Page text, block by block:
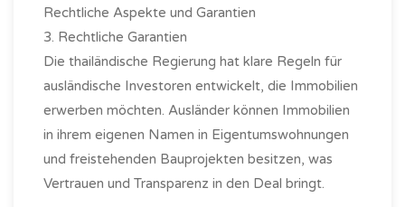
Rechtliche Aspekte und Garantien
3. Rechtliche Garantien
Die thailändische Regierung hat klare Regeln für
ausländische Investoren entwickelt, die Immobilien
erwerben möchten. Ausländer können Immobilien
in ihrem eigenen Namen in Eigentumswohnungen
und freistehenden Bauprojekten besitzen, was
Vertrauen und Transparenz in den Deal bringt.